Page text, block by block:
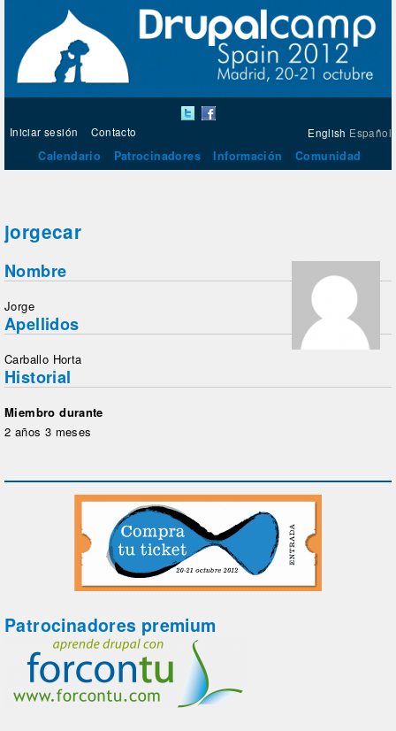
English Español
Iniciar sesión Contacto
Calendario Patrocinadores Información Comunidad
jorgecar
Nombre
Jorge
Apellidos
Carballo Horta
Historial
Miembro durante
2 años 3 meses
Patrocinadores premium